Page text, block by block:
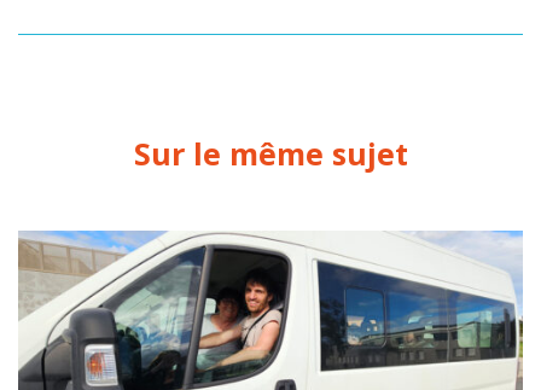
Sur le même sujet